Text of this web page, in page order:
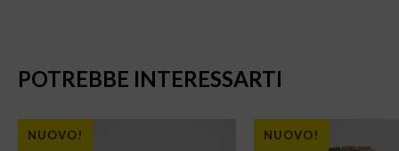
POTREBBE INTERESSARTI
NUOVO! NUOVO!